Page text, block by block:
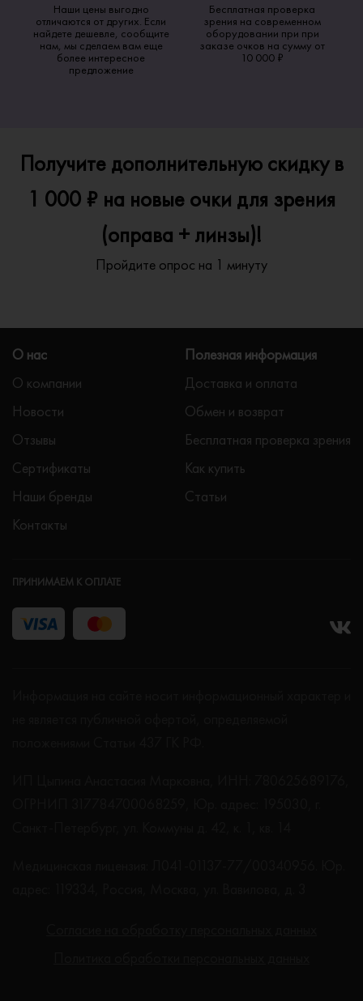
Наши цены выгодно
отличаются от других. Если
найдете дешевле, сообщите
нам, мы сделаем вам еще
более интересное
предложение
Бесплатная проверка
зрения на современном
оборудовании при при
заказе очков на сумму от
10 000 ₽
Получите дополнительную скидку в
1 000 ₽ на новые очки для зрения
(оправа + линзы)!
Пройдите опрос на 1 минуту
О нас
О компании
Новости
Отзывы
Сертификаты
Наши бренды
Контакты
Полезная информация
Доставка и оплата
Обмен и возврат
Бесплатная проверка зрения
Как купить
Статьи
ПРИНИМАЕМ К ОПЛАТЕ